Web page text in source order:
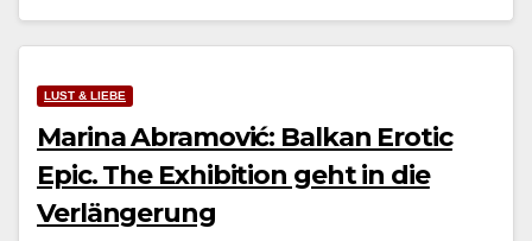
LUST & LIEBE
Marina Abramović: Balkan Erotic
Epic. The Exhibition geht in die
Verlängerung